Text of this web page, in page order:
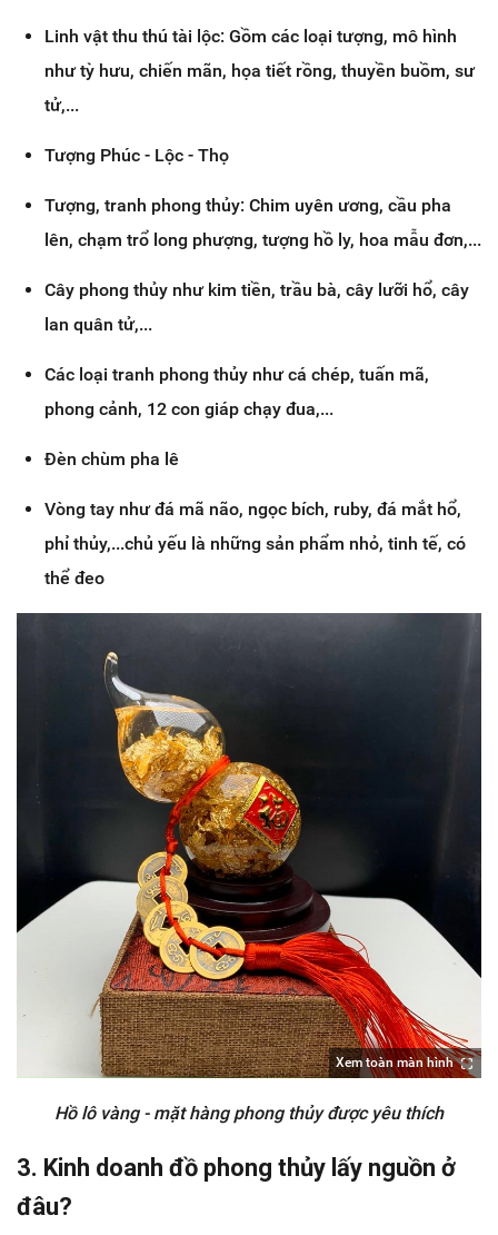
Linh vật thu thú tài lộc: Gồm các loại tượng, mô hình
như tỳ hưu, chiến mãn, họa tiết rồng, thuyền buồm, sư
tử,...
Tượng Phúc - Lộc - Thọ
Tượng, tranh phong thủy: Chim uyên ương, cầu pha
lên, chạm trổ long phượng, tượng hồ ly, hoa mẫu đơn,...
Cây phong thủy như kim tiền, trầu bà, cây lưỡi hổ, cây
lan quân tử,...
Các loại tranh phong thủy như cá chép, tuấn mã,
phong cảnh, 12 con giáp chạy đua,...
Đèn chùm pha lê
Vòng tay như đá mã não, ngọc bích, ruby, đá mắt hổ,
phỉ thủy,...chủ yếu là những sản phẩm nhỏ, tinh tế, có
thể đeo
Xem toàn màn hình
Hồ lô vàng - mặt hàng phong thủy được yêu thích
3. Kinh doanh đồ phong thủy lấy nguồn ở
đâu?